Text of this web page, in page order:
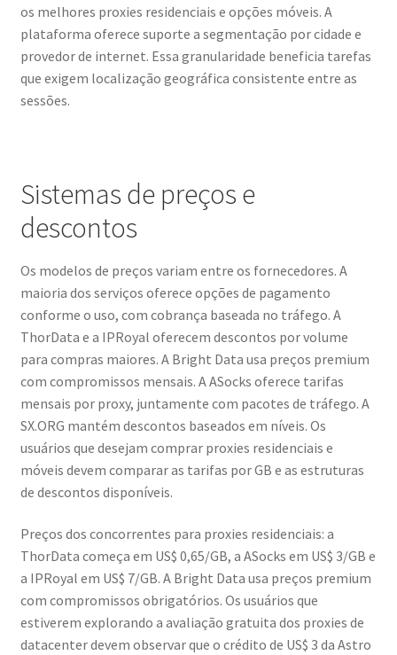
os melhores proxies residenciais e opções móveis. A
plataforma oferece suporte a segmentação por cidade e
provedor de internet. Essa granularidade beneficia tarefas
que exigem localização geográfica consistente entre as
sessões.
Sistemas de preços e
descontos
Os modelos de preços variam entre os fornecedores. A
maioria dos serviços oferece opções de pagamento
conforme o uso, com cobrança baseada no tráfego. A
ThorData e a IPRoyal oferecem descontos por volume
para compras maiores. A Bright Data usa preços premium
com compromissos mensais. A ASocks oferece tarifas
mensais por proxy, juntamente com pacotes de tráfego. A
SX.ORG mantém descontos baseados em níveis. Os
usuários que desejam comprar proxies residenciais e
móveis devem comparar as tarifas por GB e as estruturas
de descontos disponíveis.
Preços dos concorrentes para proxies residenciais: a
ThorData começa em US$ 0,65/GB, a ASocks em US$ 3/GB e
a IPRoyal em US$ 7/GB. A Bright Data usa preços premium
com compromissos obrigatórios. Os usuários que
estiverem explorando a avaliação gratuita dos proxies de
datacenter devem observar que o crédito de US$ 3 da Astro